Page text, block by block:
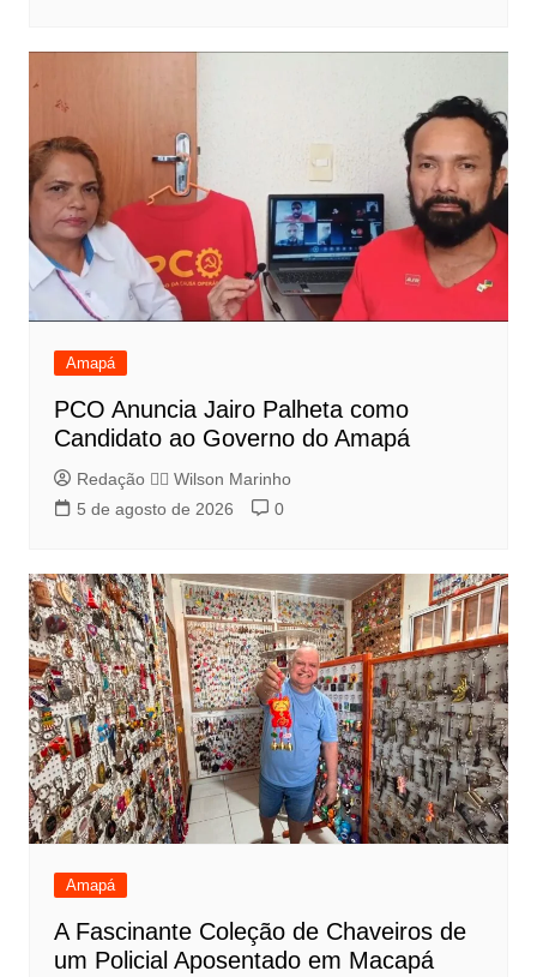
Amapá
PCO Anuncia Jairo Palheta como
Candidato ao Governo do Amapá
Redação 👨‍⚖️​ Wilson Marinho
5 de agosto de 2026
0
Amapá
A Fascinante Coleção de Chaveiros de
um Policial Aposentado em Macapá